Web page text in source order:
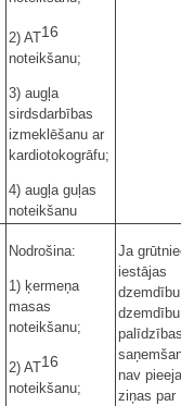
2) AT16
noteikšanu;
3) augļa
sirdsdarbības
izmeklēšanu ar
kardiotokogrāfu;
4) augļa guļas
noteikšanu
Nodrošina:
1) ķermeņa
masas
noteikšanu;
2) AT16
noteikšanu;
Ja
iestājas
dzemdību
nav
ziņas par